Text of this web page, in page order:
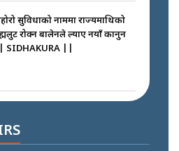
सुविधाको नाममा राज्यमाथिको
रोक्न बालेनले ल्याए नयाँ कानुन
SIDHAKURA ||
| Record-breaking
who set foot with